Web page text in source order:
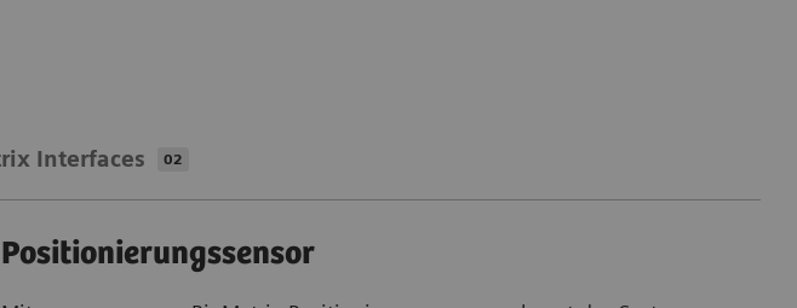
Interfaces 02
Positionierungssensor